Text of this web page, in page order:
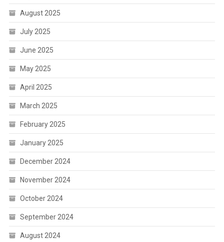
August 2025
July 2025
June 2025
May 2025
April 2025
March 2025
February 2025
January 2025
December 2024
November 2024
October 2024
September 2024
August 2024